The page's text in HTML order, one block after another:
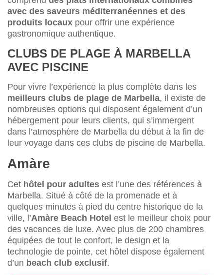
avec des saveurs méditerranéennes et des
produits locaux pour offrir une expérience
gastronomique authentique.
CLUBS DE PLAGE À MARBELLA
AVEC PISCINE
Pour vivre l’expérience la plus complète dans les
meilleurs clubs de plage de Marbella, il existe de
nombreuses options qui disposent également d’un
hébergement pour leurs clients, qui s’immergent
dans l’atmosphère de Marbella du début à la fin de
leur voyage dans ces clubs de piscine de Marbella.
Amàre
Cet hôtel pour adultes est l’une des références à
Marbella. Situé à côté de la promenade et à
quelques minutes à pied du centre historique de la
ville, l’Amàre Beach Hotel est le meilleur choix pour
des vacances de luxe. Avec plus de 200 chambres
équipées de tout le confort, le design et la
technologie de pointe, cet hôtel dispose également
d’un beach club exclusif.